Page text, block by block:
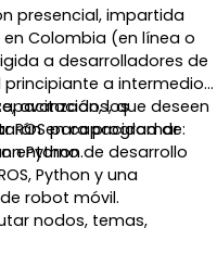
presencial, impartida
Colombia (en línea o
a desarrolladores de
a intermedio
avanzados, que deseen
ROS para programar
Python.
los
en capacidad de:
entorno de desarrollo
Python y una
robot móvil.
nodos, temas,